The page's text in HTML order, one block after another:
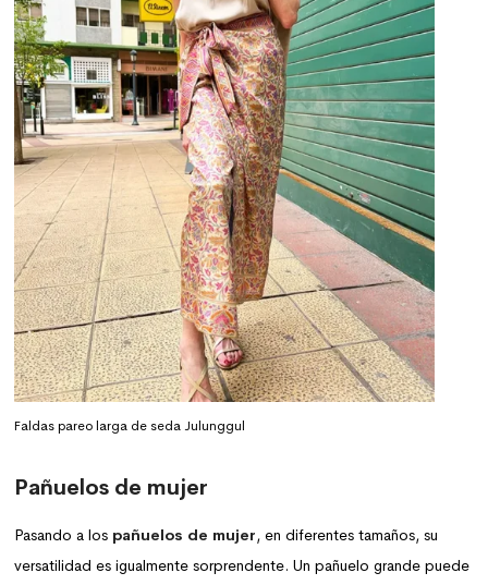
Faldas pareo larga de seda Julunggul
Pañuelos de mujer
Pasando a los pañuelos de mujer, en diferentes tamaños, su
versatilidad es igualmente sorprendente. Un pañuelo grande puede